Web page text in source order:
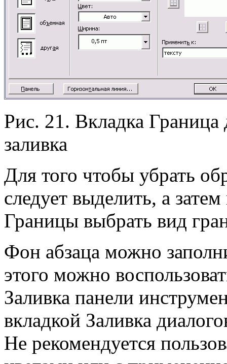
Рис. 21. Вкладка
заливка
Для того чтобы убрать
следует выделить, а
Границы выбрать вид
Фон абзаца можно
этого можно
Заливка панели
вкладкой Заливка
Не рекомендуется